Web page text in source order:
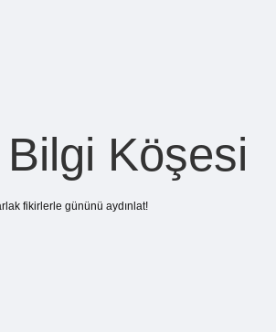
Bilgi Köşesi
fikirlerle gününü aydınlat!